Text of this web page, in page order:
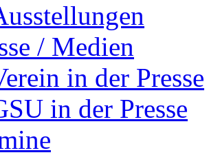
/ Medien
in der Presse
in der Presse